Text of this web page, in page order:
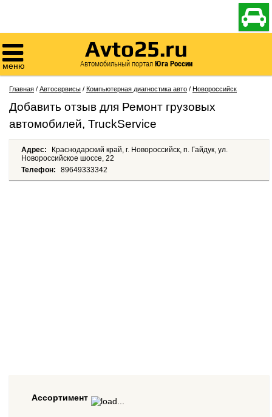


меню
Avto25.ru
Автомобильный порталЮга России
Главная / Автосервисы / Компьютерная диагностика авто / Новороссийск
Добавить отзыв для Ремонт грузовых
автомобилей, TruckService
Адрес:
Краснодарский край, г. Новороссийск, п. Гайдук, ул.
Новороссийское шоссе, 22
Телефон:
89649333342
Ассортимент